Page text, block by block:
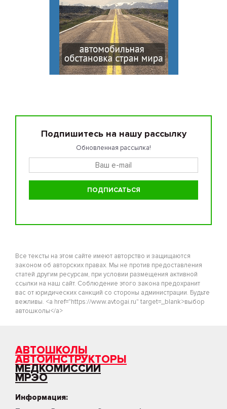
Подпишитесь на нашу рассылку
Обновленная рассылка!
Все тексты на этом сайте имеют авторство и защищаются
законом об авторских правах. Мы не против предоставления
статей другим ресурсам, при условии размещения активной
ссылки на наш сайт. Соблюдение этого закона предохранит
вас от юридических санкций со стороны администрации. Будьте
вежливы. <a href="https://www.avtogai.ru" target=_blank>выбор
автошколы</a>
АВТОШКОЛЫ
АВТОИНСТРУКТОРЫ
МЕДКОМИССИИ
МРЭО
Информация: